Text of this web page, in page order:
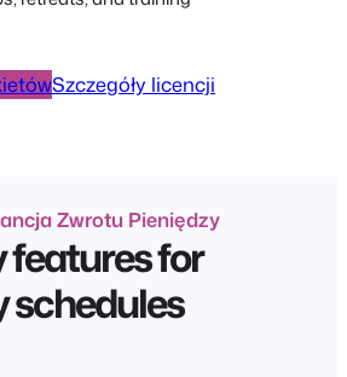
Szczegóły licencji
Zwrotu Pieniędzy
for